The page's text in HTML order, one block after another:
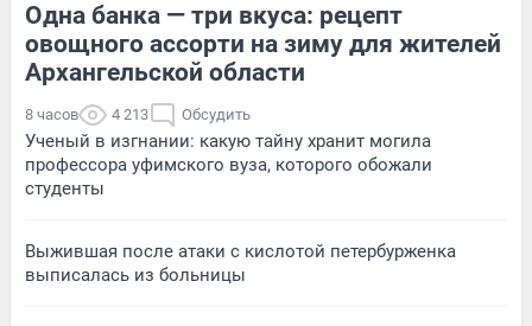
Одна банка — три вкуса: рецепт
овощного ассорти на зиму для жителей
Архангельской области
8 часов 4 213 Обсудить
Ученый в изгнании: какую тайну хранит могила
профессора уфимского вуза, которого обожали
студенты
Выжившая после атаки с кислотой петербурженка
выписалась из больницы